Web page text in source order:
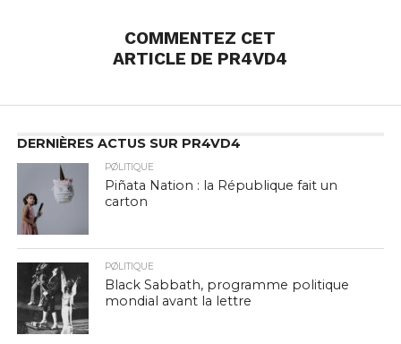
COMMENTEZ CET
ARTICLE DE PR4VD4
DERNIÈRES ACTUS SUR PR4VD4
PØLITIQUE
Piñata Nation : la République fait un
carton
PØLITIQUE
Black Sabbath, programme politique
mondial avant la lettre